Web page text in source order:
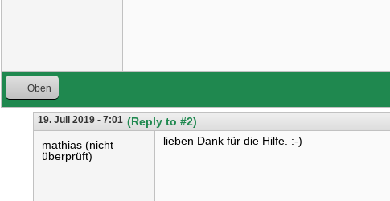
Oben
19. Juli 2019 - 7:01 (Reply to #2)
mathias (nicht
überprüft)
lieben Dank für die Hilfe. :-)